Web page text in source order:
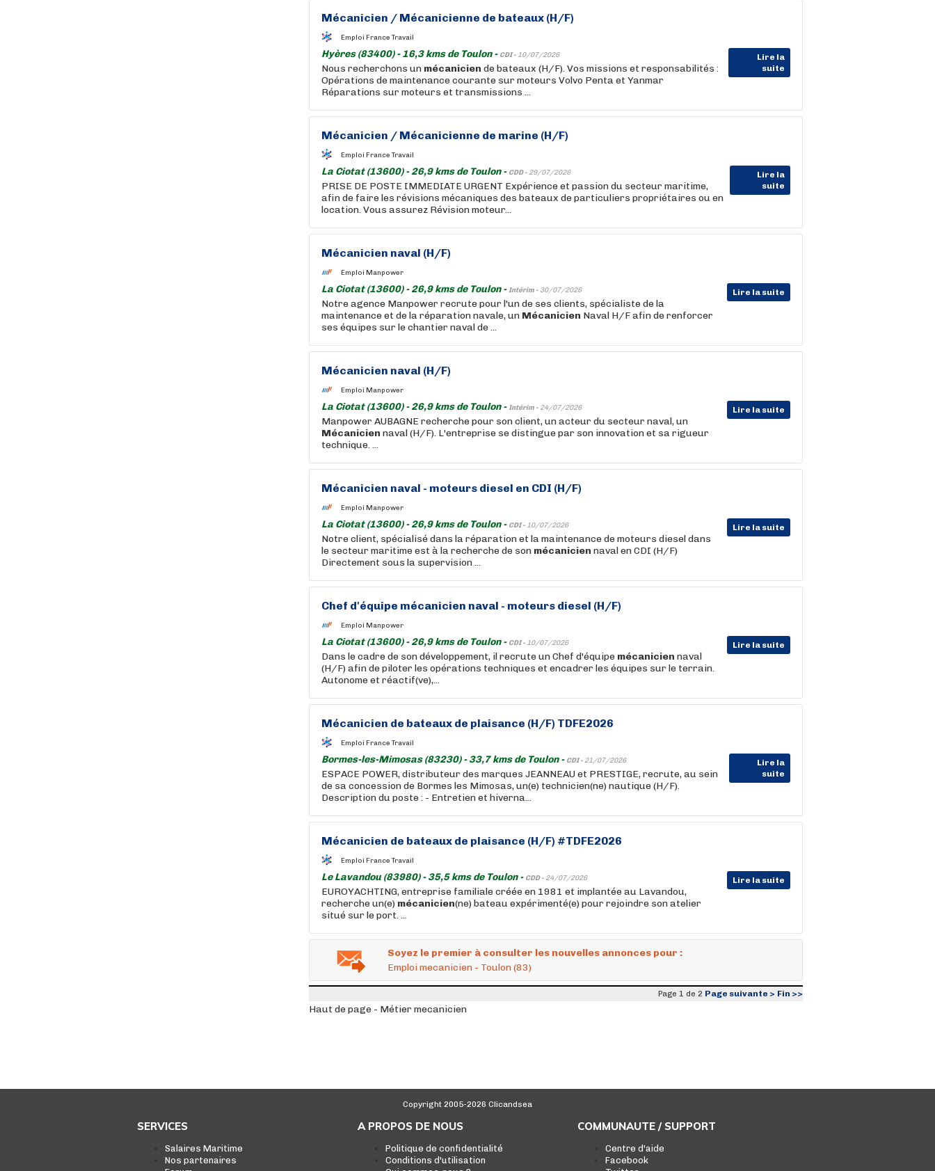
Mécanicien / Mécanicienne de bateaux (H/F)
Emploi France Travail
Hyères (83400) - 16,3 kms de Toulon - CDI - 10/07/2026
Lire la
suite
Nous recherchons un mécanicien de bateaux (H/F). Vos missions et responsabilités :
Opérations de maintenance courante sur moteurs Volvo Penta et Yanmar
Réparations sur moteurs et transmissions ...
Mécanicien / Mécanicienne de marine (H/F)
Emploi France Travail
La Ciotat (13600) - 26,9 kms de Toulon - CDD - 29/07/2026
Lire la
suite
PRISE DE POSTE IMMEDIATE URGENT Expérience et passion du secteur maritime,
afin de faire les révisions mécaniques des bateaux de particuliers propriétaires ou en
location. Vous assurez Révision moteur...
Mécanicien naval (H/F)
Emploi Manpower
La Ciotat (13600) - 26,9 kms de Toulon -Intérim - 30/07/2026 Lire la suite
Notre agence Manpower recrute pour l'un de ses clients, spécialiste de la
maintenance et de la réparation navale, un Mécanicien Naval H/F afin de renforcer
ses équipes sur le chantier naval de ...
Mécanicien naval (H/F)
Emploi Manpower
La Ciotat (13600) - 26,9 kms de Toulon -Intérim - 24/07/2026 Lire la suite
Manpower AUBAGNE recherche pour son client, un acteur du secteur naval, un
Mécanicien naval (H/F). L'entreprise se distingue par son innovation et sa rigueur
technique. ...
Mécanicien naval - moteurs diesel en CDI (H/F)
Emploi Manpower
La Ciotat (13600) - 26,9 kms de Toulon - CDI - 10/07/2026 Lire la suite
Notre client, spécialisé dans la réparation et la maintenance de moteurs diesel dans
le secteur maritime est à la recherche de son mécanicien naval en CDI (H/F)
Directement sous la supervision ...
Chef d'équipe mécanicien naval - moteurs diesel (H/F)
Emploi Manpower
La Ciotat (13600) - 26,9 kms de Toulon - CDI - 10/07/2026 Lire la suite
Dans le cadre de son développement, il recrute un Chef d'équipe mécanicien naval
(H/F) afin de piloter les opérations techniques et encadrer les équipes sur le terrain.
Autonome et réactif(ve),...
Mécanicien de bateaux de plaisance (H/F) TDFE2026
Emploi France Travail
Bormes-les-Mimosas (83230) - 33,7 kms de Toulon - CDI - 21/07/2026
Lire la
suite
ESPACE POWER, distributeur des marques JEANNEAU et PRESTIGE, recrute, au sein
de sa concession de Bormes les Mimosas, un(e) technicien(ne) nautique (H/F).
Description du poste : - Entretien et hiverna...
Mécanicien de bateaux de plaisance (H/F) #TDFE2026
Emploi France Travail
Le Lavandou (83980) - 35,5 kms de Toulon - CDD - 24/07/2026 Lire la suite
EUROYACHTING, entreprise familiale créée en 1981 et implantée au Lavandou,
recherche un(e) mécanicien(ne) bateau expérimenté(e) pour rejoindre son atelier
situé sur le port. ...
Soyez le premier à consulter les nouvelles annonces pour :
Emploi mecanicien - Toulon (83)
Page 1 de 2 Page suivante > Fin >>
Haut de page - Métier mecanicien
Copyright 2005-2026 Clicandsea
SERVICES
Salaires Maritime
Nos partenaires
A PROPOS DE NOUS
Politique de confidentialité
Conditions d'utilisation
COMMUNAUTE / SUPPORT
Centre d'aide
Facebook